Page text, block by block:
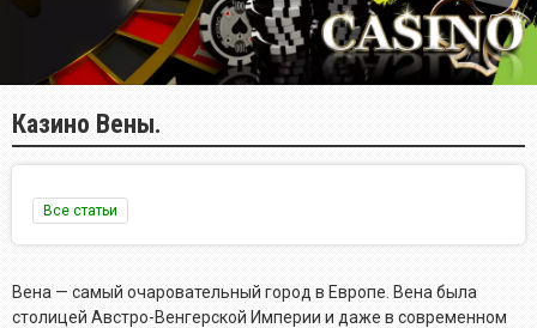
Казино Вены.
Все статьи
Вена — самый очаровательный город в Европе. Вена была
столицей Австро-Венгерской Империи и даже в современном